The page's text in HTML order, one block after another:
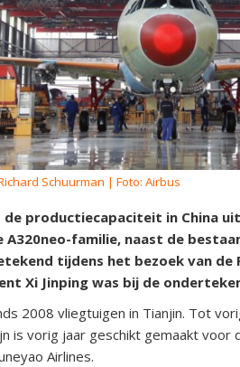
Schuurman | Foto: Airbus
de productiecapaciteit in China
A320neo-familie, naast de
tijdens het bezoek van de
Xi Jinping was bij de
2008 vliegtuigen in Tianjin. Tot
is vorig jaar geschikt gemaakt
Airlines.